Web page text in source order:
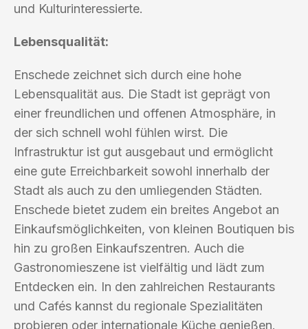
und Kulturinteressierte.
Lebensqualität:
Enschede zeichnet sich durch eine hohe
Lebensqualität aus. Die Stadt ist geprägt von
einer freundlichen und offenen Atmosphäre, in
der sich schnell wohl fühlen wirst. Die
Infrastruktur ist gut ausgebaut und ermöglicht
eine gute Erreichbarkeit sowohl innerhalb der
Stadt als auch zu den umliegenden Städten.
Enschede bietet zudem ein breites Angebot an
Einkaufsmöglichkeiten, von kleinen Boutiquen bis
hin zu großen Einkaufszentren. Auch die
Gastronomieszene ist vielfältig und lädt zum
Entdecken ein. In den zahlreichen Restaurants
und Cafés kannst du regionale Spezialitäten
probieren oder internationale Küche genießen.